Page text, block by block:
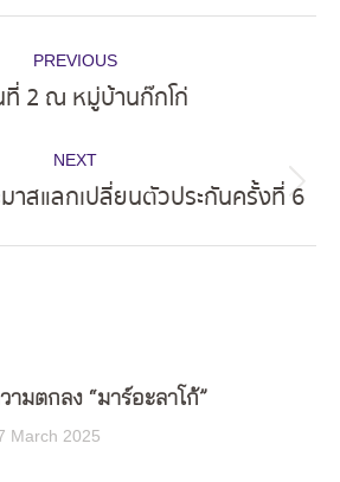
PREVIOUS
Previous
2 ณ หมู่บ้านก๊กโก่
NEXT
Next
าสแลกเปลี่ยนตัวประกันครั้งที่ 6
ามตกลง “มาร์อะลาโก้”
March 2025